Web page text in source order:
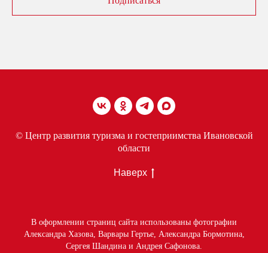
© Центр развития туризма и гостеприимства Ивановской
области
Наверх
В оформлении страниц сайта использованы фотографии
Александра Хазова, Варвары Гертье, Александра Бормотина,
Сергея Шандина и Андрея Сафонова.